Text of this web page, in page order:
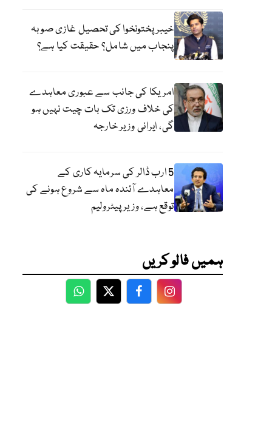
خیبر پختونخوا کی تحصیل غازی صوبہ
پنجاب میں شامل؟ حقیقت کیا ہے؟
امریکا کی جانب سے عبوری معاہدے
کی خلاف ورزی تک بات چیت نہیں ہو
گی، ایرانی وزیر خارجہ
5 ارب ڈالر کی سرمایہ کاری کے
معاہدے آئندہ ماہ سے شروع ہونے کی
توقع ہے، وزیر پیٹرولیم
ہمیں فالو کریں
WhatsApp
TwitterFacebookFacebook